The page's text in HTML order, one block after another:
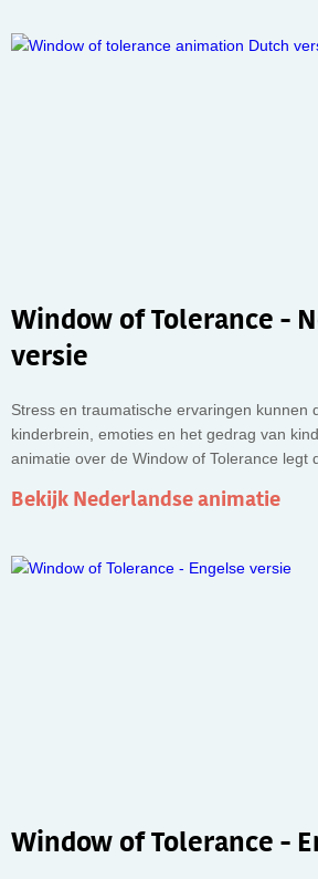
Window of Tolerance -
versie
Stress en traumatische ervaringen kunnen
kinderbrein, emoties en het gedrag van
animatie over de Window of Tolerance legt
Bekijk Nederlandse animatie
Window of Tolerance -